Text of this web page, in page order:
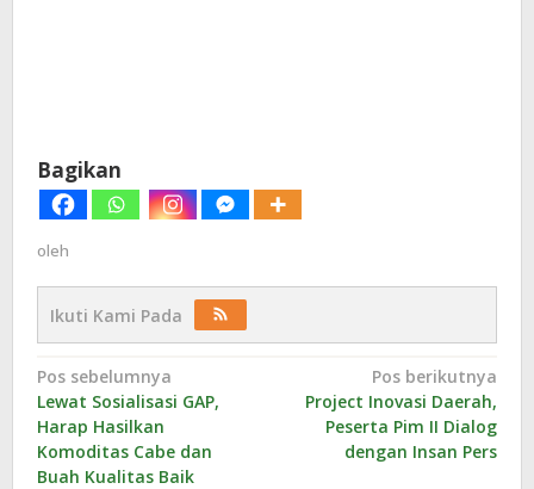
Bagikan
oleh
Ikuti Kami Pada
Navigasi
pos
Pos sebelumnya
Lewat Sosialisasi GAP,
Harap Hasilkan
Komoditas Cabe dan
Buah Kualitas Baik
Pos berikutnya
Project Inovasi Daerah,
Peserta Pim II Dialog
dengan Insan Pers